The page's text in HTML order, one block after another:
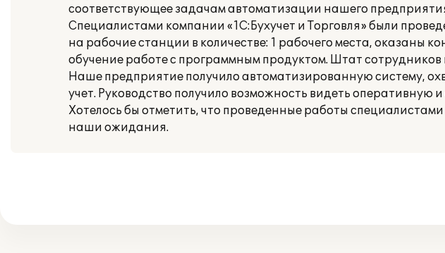
соответствующее задачам автоматизации нашего
Специалистами компании «1С:Бухучет и Торговля» были
на рабочие станции в количестве: 1 рабочего места, оказаны
обучение работе с программным продуктом. Штат
Наше предприятие получило автоматизированную систему,
учет. Руководство получило возможность видеть
Хотелось бы отметить, что проведенные работы
наши ожидания.